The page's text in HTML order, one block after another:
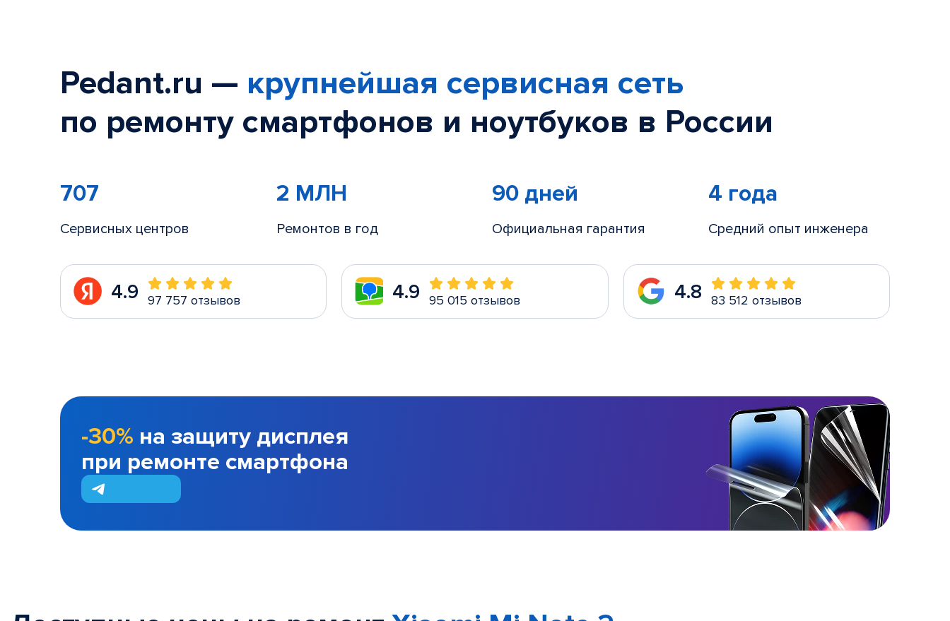
Pedant.ru — крупнейшая сервисная сеть
по ремонту смартфонов и ноутбуков в России
707
Сервисных центров
2 МЛН
Ремонтов в год
90 дней
Официальная гарантия
4 года
Средний опыт инженера
4.9 97 757 отзывов 4.9 95 015 отзывов 4.8 83 512 отзывов
-30% на защиту дисплея
при ремонте смартфона